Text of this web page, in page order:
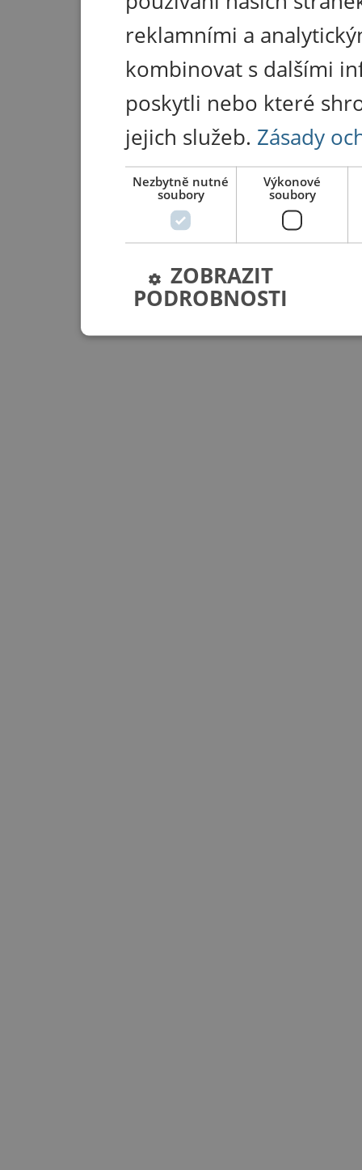
reklamními a
kombinovat s dalšími
poskytli nebo které
jejich služeb. Zásady
Nezbytně nutné
soubory
Výkonové
soubory
ZOBRAZIT
PODROBNOSTI